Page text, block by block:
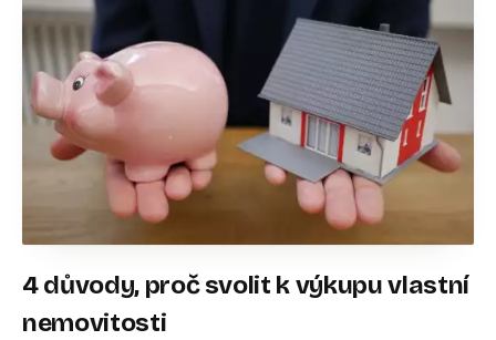
4 důvody, proč svolit k výkupu vlastní
nemovitosti